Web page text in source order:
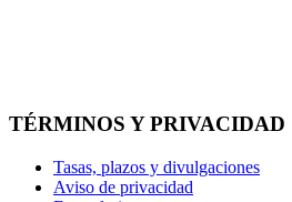
TÉRMINOS Y PRIVACIDAD
Tasas, plazos y divulgaciones
Aviso de privacidad